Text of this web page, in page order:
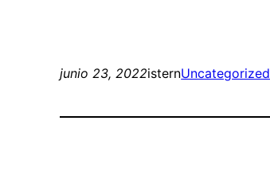
junio 23, 2022isternUncategorized